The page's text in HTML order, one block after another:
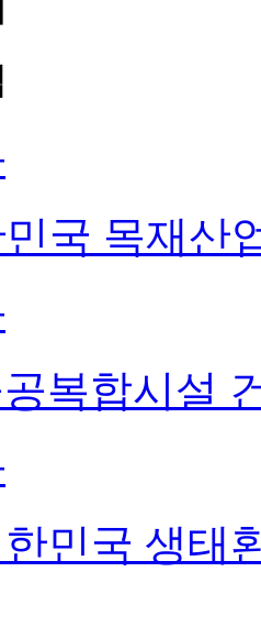
민국 목재산
복합시설
민국 생태